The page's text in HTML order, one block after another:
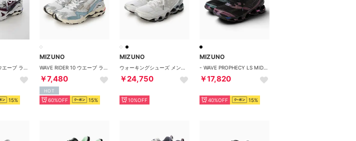
15%
MIZUNO
￥7,480
HOT
60%OFF 15%
MIZUNO
￥24,750
10%OFF
MIZUNO
￥17,820
40%OFF 15%